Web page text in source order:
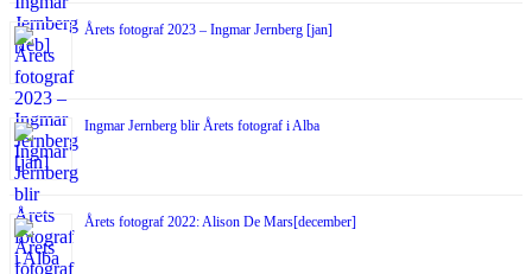
Årets fotograf 2023 – Ingmar Jernberg [jan]
Ingmar Jernberg blir Årets fotograf i Alba
Årets fotograf 2022: Alison De Mars[december]